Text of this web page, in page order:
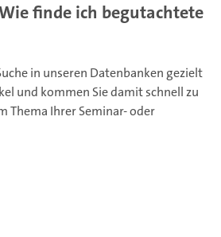
finde ich begutachtete
in unseren Datenbanken gezielt
und kommen Sie damit schnell zu
Thema Ihrer Seminar- oder